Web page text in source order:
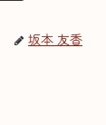
坂本 友香